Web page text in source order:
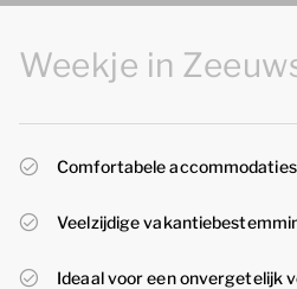
Weekje in
Comfortabele accommodaties
Veelzijdige
Ideaal voor een onvergetelijk